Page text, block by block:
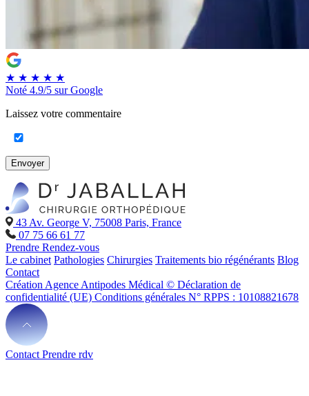
★ ★ ★ ★ ★
Noté 4.9/5 sur Google
Laissez votre commentaire
Envoyer
43 Av. George V, 75008 Paris, France
07 75 66 61 77
Prendre Rendez-vous
Le cabinet Pathologies Chirurgies Traitements bio régénérants Blog
Contact
Création Agence Antipodes Médical © Déclaration de
confidentialité (UE) Conditions générales N° RPPS : 10108821678
Contact Prendre rdv